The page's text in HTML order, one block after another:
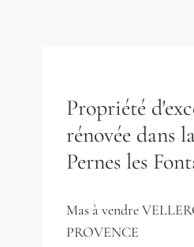
Propriété
rénovée dans
Pernes les
Mas à vendre
PROVENCE